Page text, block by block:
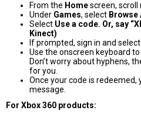
From the Homescreen, scroll
Under Games, select Browse
Select Use a code. Or, say
Kinect)
If prompted, sign in and select
Use the onscreen keyboard
Don’t worry about hyphens,
for you.
Once your code is redeemed,
message.
For Xbox 360 products: